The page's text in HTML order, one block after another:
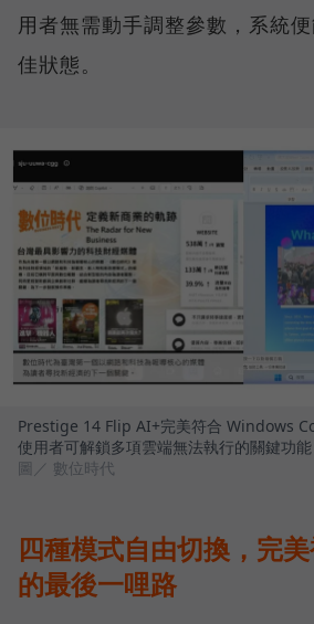
用者無需動手調整參數，系統
佳狀態。
Prestige 14 Flip AI+完美符合 Windows
使用者可解鎖多項雲端無法執行的關鍵功能
圖／ 數位時代
四種模式自由切換，完
的最後一哩路